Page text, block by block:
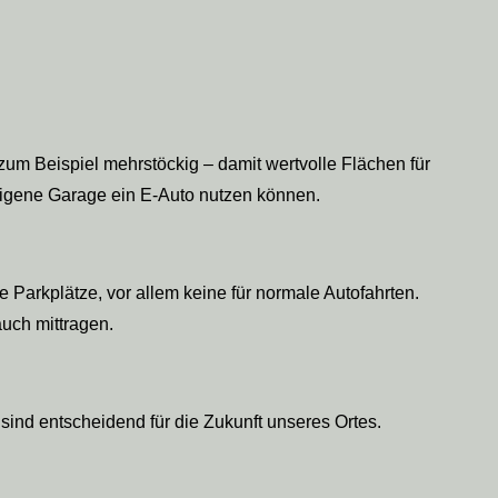
Beispiel mehrstöckig – damit wertvolle Flächen für
Garage ein E-Auto nutzen können.
vor allem keine für normale Autofahrten.
mittragen.
entscheidend für die Zukunft unseres Ortes.